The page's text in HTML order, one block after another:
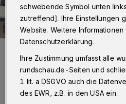
Ein Teil des neuen Beirats sowie der
Foto: Stadt Wuppertal
schwebende Symbol unten
zutreffend]. Ihre Einstellungen
Website. Weitere
Datenschutzerklärung.
Ihre Zustimmung umfasst alle
rundschau.de-Seiten und
1 lit. a DSGVO auch die
des EWR, z.B. in den USA ein.